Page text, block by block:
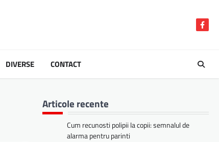
DIVERSE CONTACT
Articole recente
Cum recunosti polipii la copii: semnalul de
alarma pentru parinti